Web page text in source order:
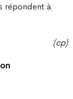
répondent à
(cp)